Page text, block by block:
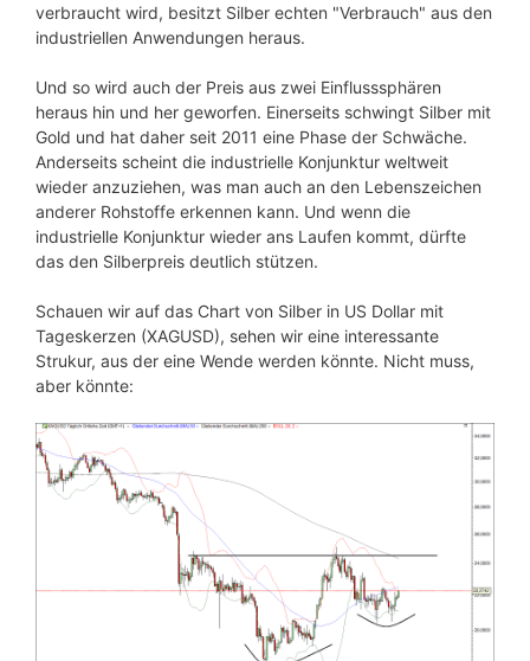
verbraucht wird, besitzt Silber echten "Verbrauch" aus den
industriellen Anwendungen heraus.
Und so wird auch der Preis aus zwei Einflusssphären
heraus hin und her geworfen. Einerseits schwingt Silber mit
Gold und hat daher seit 2011 eine Phase der Schwäche.
Anderseits scheint die industrielle Konjunktur weltweit
wieder anzuziehen, was man auch an den Lebenszeichen
anderer Rohstoffe erkennen kann. Und wenn die
industrielle Konjunktur wieder ans Laufen kommt, dürfte
das den Silberpreis deutlich stützen.
Schauen wir auf das Chart von Silber in US Dollar mit
Tageskerzen (XAGUSD), sehen wir eine interessante
Strukur, aus der eine Wende werden könnte. Nicht muss,
aber könnte: